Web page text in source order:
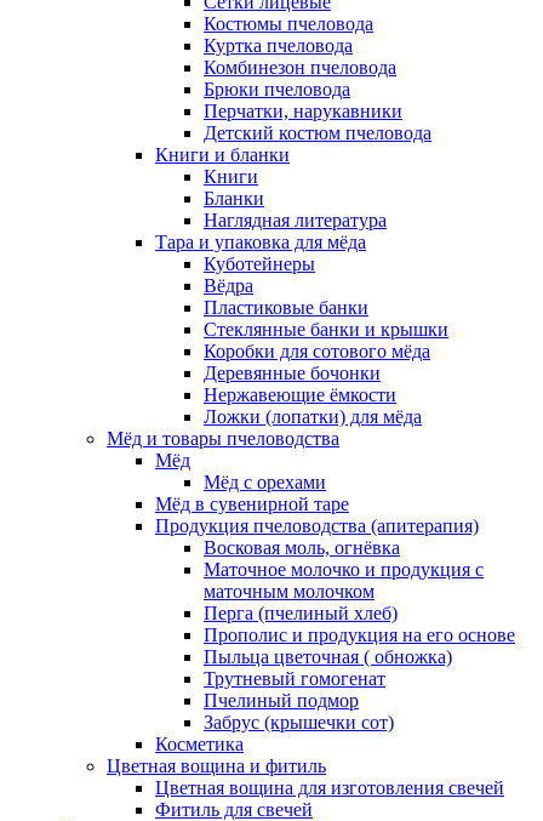
Костюмы пчеловода
Куртка пчеловода
Комбинезон пчеловода
Брюки пчеловода
Перчатки, нарукавники
Детский костюм пчеловода
Книги и бланки
Книги
Бланки
Наглядная литература
Тара и упаковка для мёда
Куботейнеры
Вёдра
Пластиковые банки
Стеклянные банки и крышки
Коробки для сотового мёда
Деревянные бочонки
Нержавеющие ёмкости
Ложки (лопатки) для мёда
Мёд и товары пчеловодства
Мёд
Мёд с орехами
Мёд в сувенирной таре
Продукция пчеловодства (апитерапия)
Восковая моль, огнёвка
Маточное молочко и продукция с
маточным молочком
Перга (пчелиный хлеб)
Прополис и продукция на его основе
Пыльца цветочная ( обножка)
Трутневый гомогенат
Пчелиный подмор
Забрус (крышечки сот)
Косметика
Цветная вощина и фитиль
Цветная вощина для изготовления свечей
Фитиль для свечей